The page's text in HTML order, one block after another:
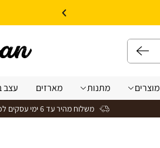
מוצרים מתנות מארזים עצב
משלוח מהיר עד 6 ימי עסקים לכל הארץ